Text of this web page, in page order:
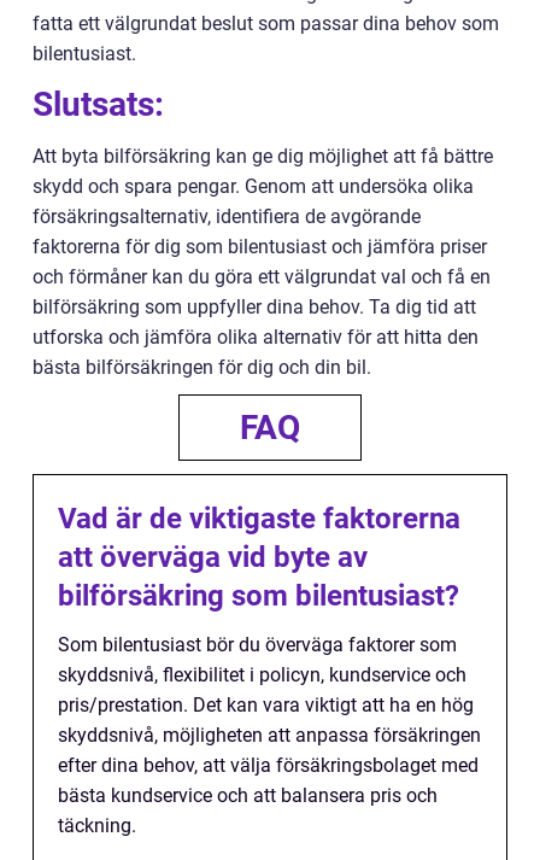
fatta ett välgrundat beslut som passar dina behov som
bilentusiast.
Slutsats:
Att byta bilförsäkring kan ge dig möjlighet att få bättre
skydd och spara pengar. Genom att undersöka olika
försäkringsalternativ, identifiera de avgörande
faktorerna för dig som bilentusiast och jämföra priser
och förmåner kan du göra ett välgrundat val och få en
bilförsäkring som uppfyller dina behov. Ta dig tid att
utforska och jämföra olika alternativ för att hitta den
bästa bilförsäkringen för dig och din bil.
FAQ
Vad är de viktigaste faktorerna
att överväga vid byte av
bilförsäkring som bilentusiast?
Som bilentusiast bör du överväga faktorer som
skyddsnivå, flexibilitet i policyn, kundservice och
pris/prestation. Det kan vara viktigt att ha en hög
skyddsnivå, möjligheten att anpassa försäkringen
efter dina behov, att välja försäkringsbolaget med
bästa kundservice och att balansera pris och
täckning.